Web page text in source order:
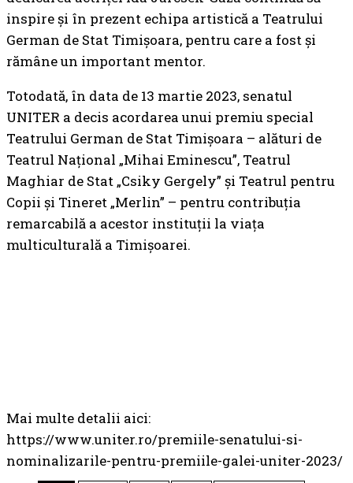
inspire și în prezent echipa artistică a Teatrului
German de Stat Timișoara, pentru care a fost și
rămâne un important mentor.
Totodată, în data de 13 martie 2023, senatul
UNITER a decis acordarea unui premiu special
Teatrului German de Stat Timișoara – alături de
Teatrul Național „Mihai Eminescu”, Teatrul
Maghiar de Stat „Csiky Gergely” și Teatrul pentru
Copii și Tineret „Merlin” – pentru contribuția
remarcabilă a acestor instituții la viața
multiculturală a Timișoarei.
Mai multe detalii aici:
https://www.uniter.ro/premiile-senatului-si-
nominalizarile-pentru-premiile-galei-uniter-2023/